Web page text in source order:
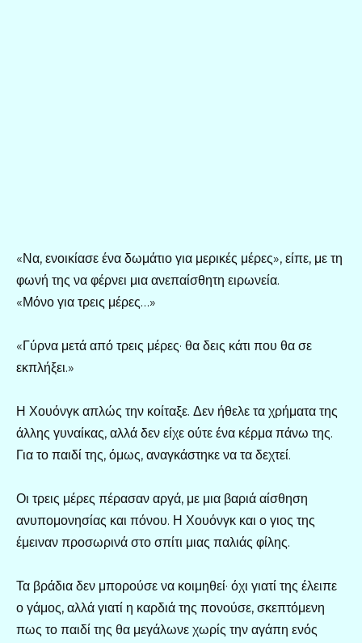
«Να, ενοικίασε ένα δωμάτιο για μερικές μέρες», είπε, με τη
φωνή της να φέρνει μια ανεπαίσθητη ειρωνεία.
«Μόνο για τρεις μέρες…»
«Γύρνα μετά από τρεις μέρες· θα δεις κάτι που θα σε
εκπλήξει.»
Η Χουόνγκ απλώς την κοίταξε. Δεν ήθελε τα χρήματα της
άλλης γυναίκας, αλλά δεν είχε ούτε ένα κέρμα πάνω της.
Για το παιδί της, όμως, αναγκάστηκε να τα δεχτεί.
Οι τρεις μέρες πέρασαν αργά, με μια βαριά αίσθηση
ανυπομονησίας και πόνου. Η Χουόνγκ και ο γιος της
έμειναν προσωρινά στο σπίτι μιας παλιάς φίλης.
Τα βράδια δεν μπορούσε να κοιμηθεί· όχι γιατί της έλειπε
ο γάμος, αλλά γιατί η καρδιά της πονούσε, σκεπτόμενη
πως το παιδί της θα μεγάλωνε χωρίς την αγάπη ενός